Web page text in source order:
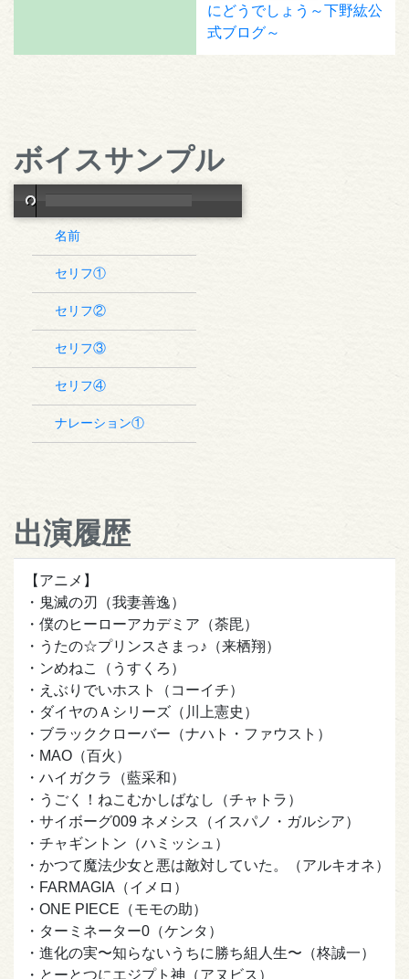
にどうでしょう～下野紘公
式ブログ～
ボイスサンプル
名前
セリフ①
セリフ②
セリフ③
セリフ④
ナレーション①
出演履歴
【アニメ】
・鬼滅の刃（我妻善逸）
・僕のヒーローアカデミア（荼毘）
・うたの☆プリンスさまっ♪（来栖翔）
・ンめねこ（うすくろ）
・えぶりでいホスト（コーイチ）
・ダイヤのＡシリーズ（川上憲史）
・ブラッククローバー（ナハト・ファウスト）
・MAO（百火）
・ハイガクラ（藍采和）
・うごく！ねこむかしばなし（チャトラ）
・サイボーグ009 ネメシス（イスパノ・ガルシア）
・チャギントン（ハミッシュ）
・かつて魔法少女と悪は敵対していた。（アルキオネ）
・FARMAGIA（イメロ）
・ONE PIECE（モモの助）
・ターミネーター0（ケンタ）
・進化の実〜知らないうちに勝ち組人生〜（柊誠一）
・とーとつにエジプト神（アヌビス）